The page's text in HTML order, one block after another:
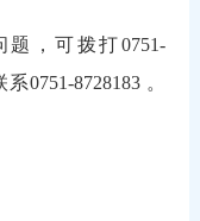
，可拨打0751-
0751-8728183 。